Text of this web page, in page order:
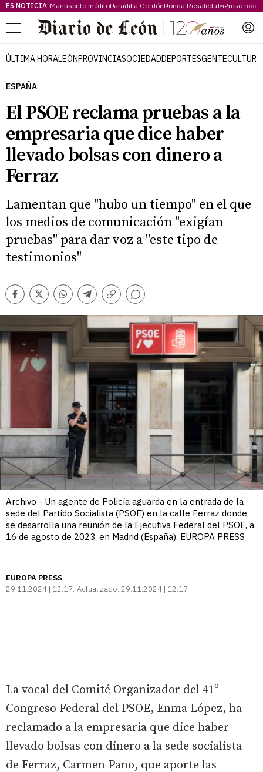
ES NOTICIA Manuscrito inéditoParadilla GordónRonda RosaledaIngreso
Menú
ÚLTIMA HORALEÓNPROVINCIASOCIEDADDEPORTESGENTECULTURA
ESPAÑA
El PSOE reclama pruebas a la
empresaria que dice haber
llevado bolsas con dinero a
Ferraz
Lamentan que "hubo un tiempo" en el que
los medios de comunicación "exigían
pruebas" para dar voz a "este tipo de
testimonios"
Facebook
TwitterWhatsappTelegram
Copiar
Comentarios
Archivo - Un agente de Policía aguarda en la entrada de la
sede del Partido Socialista (PSOE) en la calle Ferraz donde
se desarrolla una reunión de la Ejecutiva Federal del PSOE, a
16 de agosto de 2023, en Madrid (España). EUROPA PRESS
EUROPA PRESS
29.11.2024 | 12:17 Actualizado: 29.11.2024 | 12:17
La vocal del Comité Organizador del 41º
Congreso Federal del PSOE, Enma López, ha
reclamado a la empresaria que dice haber
llevado bolsas con dinero a la sede socialista
de Ferraz, Carmen Pano, que aporte las